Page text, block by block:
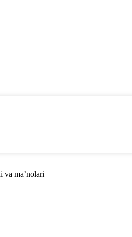
va ma’nolari